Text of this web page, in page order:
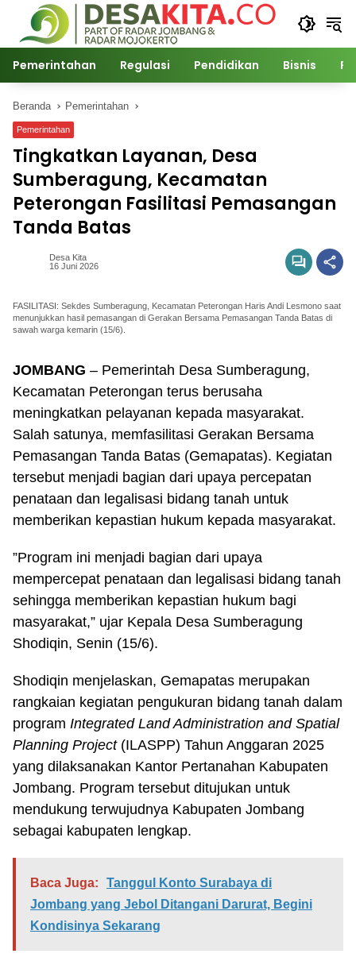
Langsung
konten
Pemerintahan Regulasi Pendidikan Bisnis
Beranda Pemerintahan
Pemerintahan
Tingkatkan Layanan, Desa
Sumberagung, Kecamatan
Peterongan Fasilitasi Pemasangan
Tanda Batas
Desa Kita
16 Juni 2026
FASILITASI: Sekdes Sumberagung, Kecamatan Peterongan Haris Andi Lesmono saat
menunjukkan hasil pemasangan di Gerakan Bersama Pemasangan Tanda Batas di
sawah warga kemarin (15/6).
JOMBANG – Pemerintah Desa Sumberagung,
Kecamatan Peterongan terus berusaha
meningkatkan pelayanan kepada masyarakat.
Salah satunya, memfasilitasi Gerakan Bersama
Pemasangan Tanda Batas (Gemapatas). Kegiatan
tersebut menjadi bagian dari upaya percepatan
penataan dan legalisasi bidang tanah untuk
memberikan kepastian hukum kepada masyarakat.
”Program ini menjadi bagian dari upaya
mempercepat penataan dan legalisasi bidang tanah
sehingga memberikan kepastian hukum bagi
masyarakat,” ujar Kepala Desa Sumberagung
Shodiqin, Senin (15/6).
Shodiqin menjelaskan, Gemapatas merupakan
rangkaian kegiatan pengukuran bidang tanah dalam
program Integrated Land Administration and Spatial
Planning Project(ILASPP) Tahun Anggaran 2025
yang dilaksanakan Kantor Pertanahan Kabupaten
Jombang. Program tersebut ditujukan untuk
mendukung terwujudnya Kabupaten Jombang
sebagai kabupaten lengkap.
Baca Juga:
Tanggul Konto Surabaya di
Jombang yang Jebol Ditangani Darurat, Begini
Kondisinya Sekarang